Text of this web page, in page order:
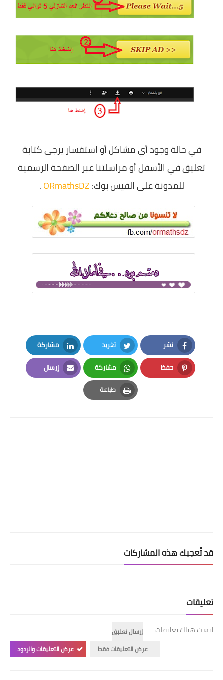
شهادة البكالوريا BAC
التعليم الجامعي
licence
master
الأستاذ
مذكرات
توظيف
منوعات
في حالة وجود أي مشاكل أو استفسار يرجى كتابة
تعليق في الأسفل أو مراسلتنا عبر الصفحة الرسمية
للمدونة على الفيس بوك:ORmathsDZ
.
نشر
Facebook
تغريد
Twitter
مشاركة
LinkedIn
حفظ
Pinterest
مشاركة
Whatsapp
إرسال
Email
طباعة
Print
قد تُعجبك هذه المشاركات
تعليقات
ليست هناك تعليقات
إرسال تعليق
عرض التعليقات فقط
عرض التعليقات والردود